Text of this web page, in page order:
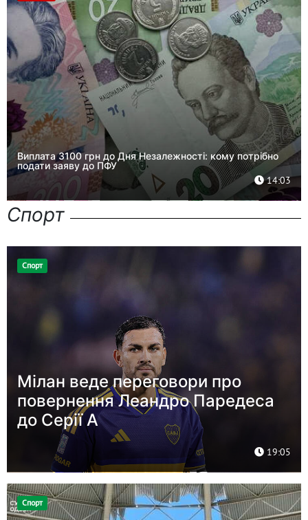
Виплата 3100 грн до Дня Незалежності: кому потрібно
подати заяву до ПФУ
14:03
Спорт
Спорт
Мілан веде переговори про
повернення Леандро Паредеса
до Серії А
19:05
Спорт